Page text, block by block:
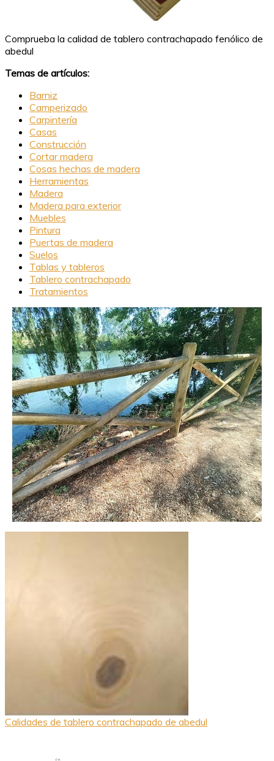
Comprueba la calidad de tablero contrachapado fenólico de
abedul
Temas de artículos:
Barniz
Camperizado
Carpintería
Casas
Construcción
Cortar madera
Cosas hechas de madera
Herramientas
Madera
Madera para exterior
Muebles
Pintura
Puertas de madera
Suelos
Tablas y tableros
Tablero contrachapado
Tratamientos
Calidades de tablero contrachapado de abedul